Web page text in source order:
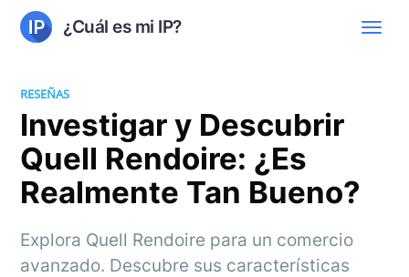
¿Cuál es mi IP?
RESEÑAS
Investigar y Descubrir
Quell Rendoire: ¿Es
Realmente Tan Bueno?
Explora Quell Rendoire para un comercio
avanzado. Descubre sus características